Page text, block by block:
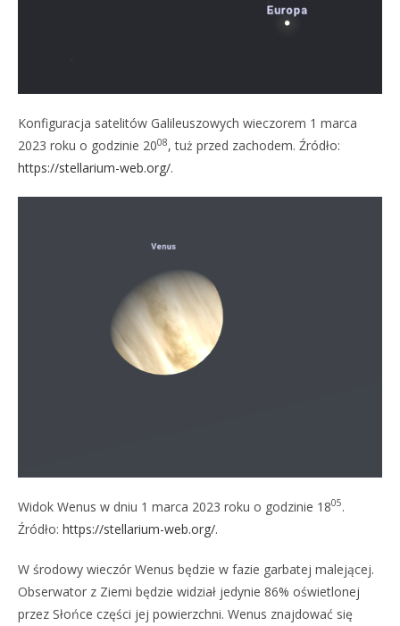
Konfiguracja satelitów Galileuszowych wieczorem 1 marca
2023 roku o godzinie 2008, tuż przed zachodem. Źródło:
https://stellarium-web.org/.
Widok Wenus w dniu 1 marca 2023 roku o godzinie 1805.
Źródło: https://stellarium-web.org/.
W środowy wieczór Wenus będzie w fazie garbatej malejącej.
Obserwator z Ziemi będzie widział jedynie 86% oświetlonej
przez Słońce części jej powierzchni. Wenus znajdować się